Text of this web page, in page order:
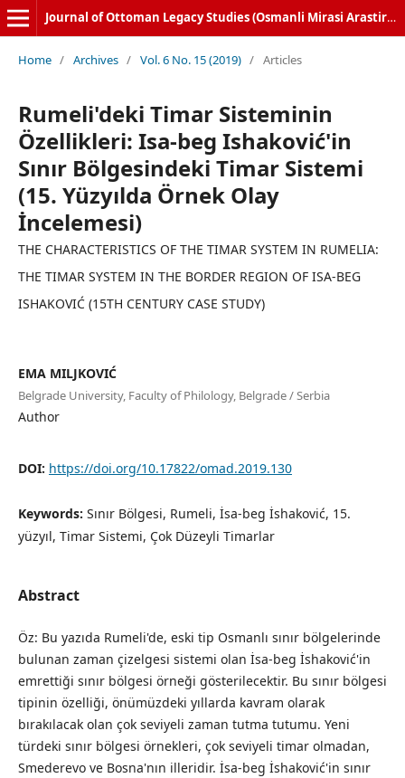
Journal of Ottoman Legacy Studies (Osmanli Mirasi Arastirmalari Dergisi)
Home / Archives / Vol. 6 No. 15 (2019) / Articles
Rumeli'deki Timar Sisteminin
Özellikleri: Isa-beg Ishaković'in
Sınır Bölgesindeki Timar Sistemi
(15. Yüzyılda Örnek Olay
İncelemesi)
THE CHARACTERISTICS OF THE TIMAR SYSTEM IN RUMELIA:
THE TIMAR SYSTEM IN THE BORDER REGION OF ISA-BEG
ISHAKOVIĆ (15TH CENTURY CASE STUDY)
EMA MILJKOVIĆ
Belgrade University, Faculty of Philology, Belgrade / Serbia
Author
DOI: https://doi.org/10.17822/omad.2019.130
Keywords: Sınır Bölgesi, Rumeli, İsa-beg İshaković, 15.
yüzyıl, Timar Sistemi, Çok Düzeyli Timarlar
Abstract
Öz: Bu yazıda Rumeli'de, eski tip Osmanlı sınır bölgelerinde
bulunan zaman çizelgesi sistemi olan İsa-beg İshaković'in
emrettiği sınır bölgesi örneği gösterilecektir. Bu sınır bölgesi
tipinin özelliği, önümüzdeki yıllarda kavram olarak
bırakılacak olan çok seviyeli zaman tutma tutumu. Yeni
türdeki sınır bölgesi örnekleri, çok seviyeli timar olmadan,
Smederevo ve Bosna'nın illeridir. İsa-beg İshaković'in sınır